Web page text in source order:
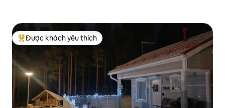
Được khách yêu thích nhất
Được khách yêu thích